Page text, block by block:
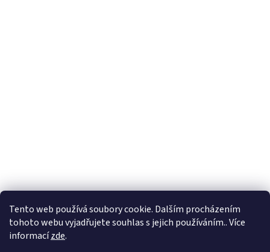
Tento web používá soubory cookie. Dalším procházením
tohoto webu vyjadřujete souhlas s jejich používáním.. Více
informacízde.